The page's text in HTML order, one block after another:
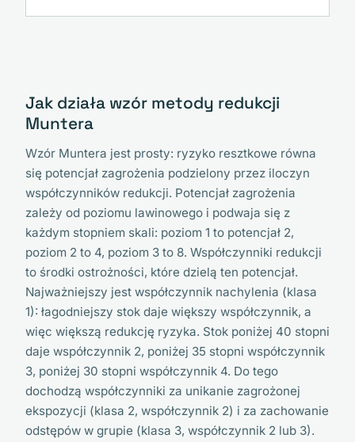
Jak działa wzór metody redukcji
Muntera
Wzór Muntera jest prosty: ryzyko resztkowe równa
się potencjał zagrożenia podzielony przez iloczyn
współczynników redukcji. Potencjał zagrożenia
zależy od poziomu lawinowego i podwaja się z
każdym stopniem skali: poziom 1 to potencjał 2,
poziom 2 to 4, poziom 3 to 8. Współczynniki redukcji
to środki ostrożności, które dzielą ten potencjał.
Najważniejszy jest współczynnik nachylenia (klasa
1): łagodniejszy stok daje większy współczynnik, a
więc większą redukcję ryzyka. Stok poniżej 40 stopni
daje współczynnik 2, poniżej 35 stopni współczynnik
3, poniżej 30 stopni współczynnik 4. Do tego
dochodzą współczynniki za unikanie zagrożonej
ekspozycji (klasa 2, współczynnik 2) i za zachowanie
odstępów w grupie (klasa 3, współczynnik 2 lub 3).